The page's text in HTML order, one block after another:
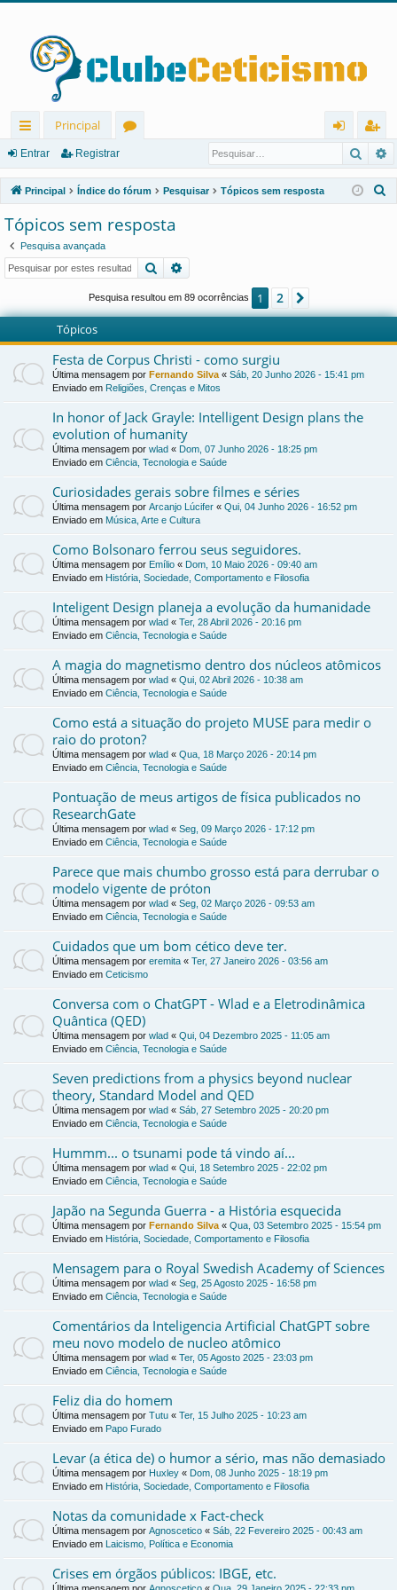
in
ks
rá
pi
d
Principal
u
ns
ra
r
eg
ist
ra
Entrar Registrar
Principal Índice do fórum Pesquisar Tópicos sem resposta
r
Tópicos sem resposta
Pesquisa avançada
Pesquisar
Pesquisa resultou em 89 ocorrências 1 2
Tópicos
Festa de Corpus Christi - como surgiu
Última mensagem por Fernando Silva « Sáb, 20 Junho 2026 - 15:41 pm
Enviado em Religiões, Crenças e Mitos
In honor of Jack Grayle: Intelligent Design plans the
evolution of humanity
Última mensagem por wlad « Dom, 07 Junho 2026 - 18:25 pm
Enviado em Ciência, Tecnologia e Saúde
Curiosidades gerais sobre filmes e séries
Última mensagem por Arcanjo Lúcifer « Qui, 04 Junho 2026 - 16:52 pm
Enviado em Música, Arte e Cultura
Como Bolsonaro ferrou seus seguidores.
Última mensagem por Emílio « Dom, 10 Maio 2026 - 09:40 am
Enviado em História, Sociedade, Comportamento e Filosofia
Inteligent Design planeja a evolução da humanidade
Última mensagem por wlad « Ter, 28 Abril 2026 - 20:16 pm
Enviado em Ciência, Tecnologia e Saúde
A magia do magnetismo dentro dos núcleos atômicos
Última mensagem por wlad « Qui, 02 Abril 2026 - 10:38 am
Enviado em Ciência, Tecnologia e Saúde
Como está a situação do projeto MUSE para medir o
raio do proton?
Última mensagem por wlad « Qua, 18 Março 2026 - 20:14 pm
Enviado em Ciência, Tecnologia e Saúde
Pontuação de meus artigos de física publicados no
ResearchGate
Última mensagem por wlad « Seg, 09 Março 2026 - 17:12 pm
Enviado em Ciência, Tecnologia e Saúde
Parece que mais chumbo grosso está para derrubar o
modelo vigente de próton
Última mensagem por wlad « Seg, 02 Março 2026 - 09:53 am
Enviado em Ciência, Tecnologia e Saúde
Cuidados que um bom cético deve ter.
Última mensagem por eremita « Ter, 27 Janeiro 2026 - 03:56 am
Enviado em Ceticismo
Conversa com o ChatGPT - Wlad e a Eletrodinâmica
Quântica (QED)
Última mensagem por wlad « Qui, 04 Dezembro 2025 - 11:05 am
Enviado em Ciência, Tecnologia e Saúde
Seven predictions from a physics beyond nuclear
theory, Standard Model and QED
Última mensagem por wlad « Sáb, 27 Setembro 2025 - 20:20 pm
Enviado em Ciência, Tecnologia e Saúde
Hummm... o tsunami pode tá vindo aí...
Última mensagem por wlad « Qui, 18 Setembro 2025 - 22:02 pm
Enviado em Ciência, Tecnologia e Saúde
Japão na Segunda Guerra - a História esquecida
Última mensagem por Fernando Silva « Qua, 03 Setembro 2025 - 15:54 pm
Enviado em História, Sociedade, Comportamento e Filosofia
Mensagem para o Royal Swedish Academy of Sciences
Última mensagem por wlad « Seg, 25 Agosto 2025 - 16:58 pm
Enviado em Ciência, Tecnologia e Saúde
Comentários da Inteligencia Artificial ChatGPT sobre
meu novo modelo de nucleo atômico
Última mensagem por wlad « Ter, 05 Agosto 2025 - 23:03 pm
Enviado em Ciência, Tecnologia e Saúde
Feliz dia do homem
Última mensagem por Tutu « Ter, 15 Julho 2025 - 10:23 am
Enviado em Papo Furado
Levar (a ética de) o humor a sério, mas não demasiado
Última mensagem por Huxley « Dom, 08 Junho 2025 - 18:19 pm
Enviado em História, Sociedade, Comportamento e Filosofia
Notas da comunidade x Fact-check
Última mensagem por Agnoscetico « Sáb, 22 Fevereiro 2025 - 00:43 am
Enviado em Laicismo, Política e Economia
Crises em órgãos públicos: IBGE, etc.